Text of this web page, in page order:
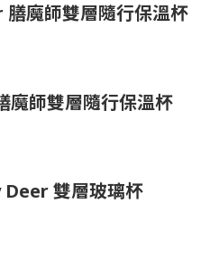
魔師雙層隨行保溫杯
師雙層隨行保溫杯
雙層玻璃杯